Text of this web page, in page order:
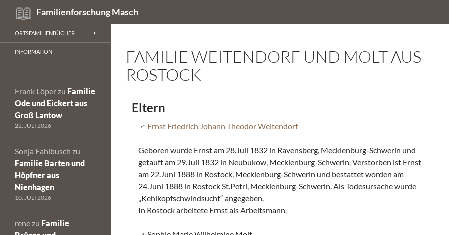
Inhalt
springen
Familienforschung Masch
Suchen
FAMILIE WEITENDORF UND MOLT AUS
ROSTOCK
Eltern
Ernst Friedrich Johann Theodor Weitendorf
Geboren wurde Ernst am 28.Juli 1832 in Ravensberg, Mecklenburg-Schwerin und
getauft am 29.Juli 1832 in Neubukow, Mecklenburg-Schwerin. Verstorben ist Ernst
am 22.Juni 1888 in Rostock, Mecklenburg-Schwerin und bestattet worden am
24.Juni 1888 in Rostock St.Petri, Mecklenburg-Schwerin. Als Todesursache wurde
„Kehlkopfschwindsucht“ angegeben.
In Rostock arbeitete Ernst als Arbeitsmann.
ORTSFAMILIENBÜCHER
INFORMATION
Frank Löper zu Familie
Ode und Eickert aus
Groß Lantow
22. JULI 2026
Sonja Fahlbusch zu
Familie Barten und
Höpfner aus
Nienhagen
10. JULI 2026
rene zu Familie